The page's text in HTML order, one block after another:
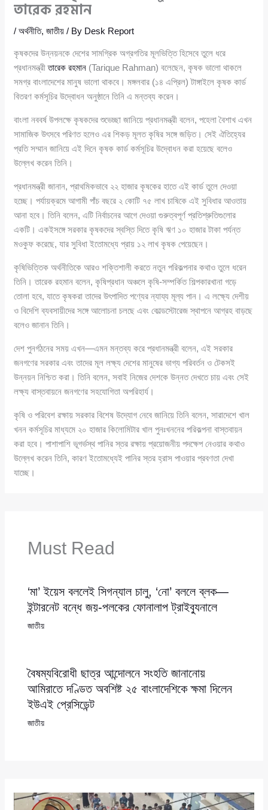
তারেক রহমান
/অর্থনীতি,জাতীয় / By Desk Report
কৃষকদের উন্নয়নকে দেশের সামগ্রিক অগ্রগতির মূলভিত্তি হিসেবে তুলে ধরে
প্রধানমন্ত্রীতারেক রহমান (Tarique Rahman) বলেছেন, কৃষক ভালো থাকলে
সমগ্র বাংলাদেশের মানুষ ভালো থাকবে। মঙ্গলবার (১৪ এপ্রিল) টাঙ্গাইলে কৃষক কার্ড
বিতরণ কর্মসূচির উদ্বোধন অনুষ্ঠানে তিনি এ মন্তব্য করেন।
বাংলা নববর্ষ উপলক্ষে কৃষকদের শুভেচ্ছা জানিয়ে প্রধানমন্ত্রী বলেন, পহেলা বৈশাখ এখন
সামাজিক উৎসবে পরিণত হলেও এর শিকড় মূলত কৃষির সঙ্গে জড়িত। সেই ঐতিহ্যের
প্রতি সম্মান জানিয়ে এই দিনে কৃষক কার্ড কর্মসূচির উদ্বোধন করা হয়েছে বলেও
উল্লেখ করেন তিনি।
প্রধানমন্ত্রী জানান, প্রাথমিকভাবে ২২ হাজার কৃষকের হাতে এই কার্ড তুলে দেওয়া
হচ্ছে। পর্যায়ক্রমে আগামী পাঁচ বছরে ২ কোটি ৭৫ লাখ চাষিকে এই সুবিধার আওতায়
আনা হবে। তিনি বলেন, এটি নির্বাচনের আগে দেওয়া গুরুত্বপূর্ণ প্রতিশ্রুতিগুলোর
একটি। একইসঙ্গে সরকার কৃষকদের স্বস্তি দিতে কৃষি ঋণ ১০ হাজার টাকা পর্যন্ত
মওকুফ করেছে, যার সুবিধা ইতোমধ্যে প্রায় ১২ লাখ কৃষক পেয়েছেন।
কৃষিভিত্তিক অর্থনীতিকে আরও শক্তিশালী করতে নতুন পরিকল্পনার কথাও তুলে ধরেন
তিনি। তারেক রহমান বলেন, কৃষিপ্রধান অঞ্চলে কৃষি-সম্পর্কিত শিল্পকারখানা গড়ে
তোলা হবে, যাতে কৃষকরা তাদের উৎপাদিত পণ্যের ন্যায্য মূল্য পান। এ লক্ষ্যে দেশীয়
ও বিদেশি ব্যবসায়ীদের সঙ্গে আলোচনা চলছে এবং কোল্ডস্টোরেজ স্থাপনে আগ্রহ বাড়ছে
বলেও জানান তিনি।
দেশ পুনর্গঠনের সময় এখন—এমন মন্তব্য করে প্রধানমন্ত্রী বলেন, এই সরকার
জনগণের সরকার এবং তাদের মূল লক্ষ্য দেশের মানুষের ভাগ্য পরিবর্তন ও টেকসই
উন্নয়ন নিশ্চিত করা। তিনি বলেন, সবাই নিজের দেশকে উন্নত দেখতে চায় এবং সেই
লক্ষ্য বাস্তবায়নে জনগণের সহযোগিতা অপরিহার্য।
কৃষি ও পরিবেশ রক্ষায় সরকার বিশেষ উদ্যোগ নেবে জানিয়ে তিনি বলেন, সারাদেশে খাল
খনন কর্মসূচির মাধ্যমে ২০ হাজার কিলোমিটার খাল পুনঃখননের পরিকল্পনা বাস্তবায়ন
করা হবে। পাশাপাশি ভূগর্ভস্থ পানির স্তর রক্ষায় প্রয়োজনীয় পদক্ষেপ নেওয়ার কথাও
উল্লেখ করেন তিনি, কারণ ইতোমধ্যেই পানির স্তর হ্রাস পাওয়ার প্রবণতা দেখা
যাচ্ছে।
Must Read
‘মা’ ইয়েস বললেই সিগন্যাল চালু, ‘নো’ বললে ব্লক—
ইন্টারনেট বন্ধে জয়-পলকের ফোনালাপ ট্রাইব্যুনালে
জাতীয়
বৈষম্যবিরোধী ছাত্র আন্দোলনে সংহতি জানানোয়
আমিরাতে দণ্ডিত অবশিষ্ট ২৫ বাংলাদেশিকে ক্ষমা দিলেন
ইউএই প্রেসিডেন্ট
জাতীয়